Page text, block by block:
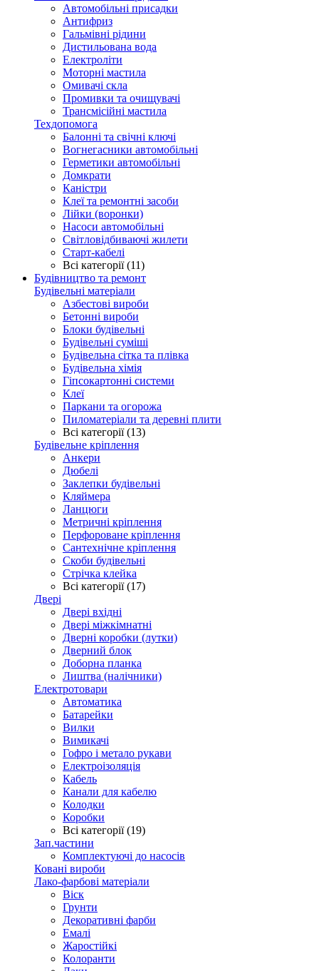
Автомобільні присадки
Антифриз
Гальмівні рідини
Дистильована вода
Електроліти
Моторні мастила
Омивачі скла
Промивки та очищувачі
Трансмісійні мастила
Техдопомога
Балонні та свічні ключі
Вогнегасники автомобільні
Герметики автомобільні
Домкрати
Каністри
Клеї та ремонтні засоби
Лійки (воронки)
Насоси автомобільні
Світловідбиваючі жилети
Старт-кабелі
Всі категорії (11)
Будівництво та ремонт
Будівельні матеріали
Азбестові вироби
Бетонні вироби
Блоки будівельні
Будівельні суміші
Будівельна сітка та плівка
Будівельна хімія
Гіпсокартонні системи
Клеї
Паркани та огорожа
Пиломатеріали та деревні плити
Всі категорії (13)
Будівельне кріплення
Анкери
Дюбелі
Заклепки будівельні
Кляймера
Ланцюги
Метричні кріплення
Перфороване кріплення
Сантехнічне кріплення
Скоби будівельні
Стрічка клейка
Всі категорії (17)
Двері
Двері вхідні
Двері міжкімнатні
Дверні коробки (лутки)
Дверний блок
Доборна планка
Лиштва (налічники)
Електротовари
Автоматика
Батарейки
Вилки
Вимикачі
Гофро і метало рукави
Електроізоляція
Кабель
Канали для кабелю
Колодки
Коробки
Всі категорії (19)
Зап.частини
Комплектуючі до насосів
Ковані вироби
Лако-фарбові матеріали
Віск
Грунти
Декоративні фарби
Емалі
Жаростійкі
Колоранти